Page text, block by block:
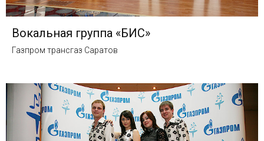
Вокальная группа «БИС»
Газпром трансгаз Саратов